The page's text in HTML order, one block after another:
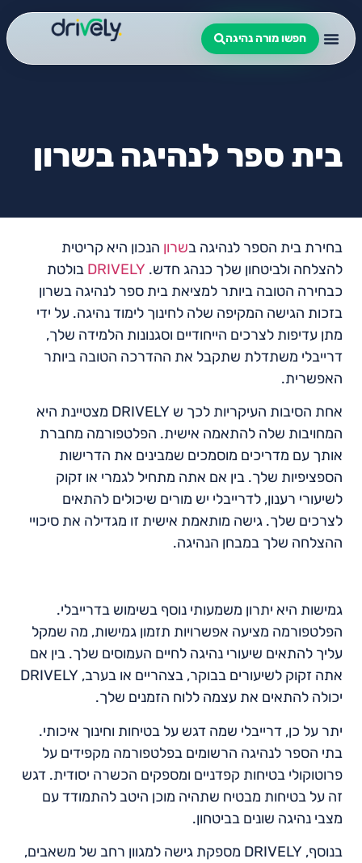
חפשו מורה נהיגה
בית ספר לנהיגה בשרון
בחירת בית הספר לנהיגה בשרון הנכון היא קריטית
להצלחה ולביטחון שלך כנהג חדש. DRIVELY בולטת
כבחירה הטובה ביותר למציאת בית ספר לנהיגה בשרון
בזכות הגישה המקיפה שלה לחינוך לימוד נהיגה. על ידי
מתן עדיפות לצרכים הייחודיים וסגנונות הלמידה שלך,
דרייבלי משתדלת שתקבל את ההדרכה הטובה ביותר
האפשרית.
אחת הסיבות העיקריות לכך ש DRIVELY מצטיינת היא
המחויבות שלה להתאמה אישית. הפלטפורמה מחברת
אותך עם מדריכים מוסמכים שמבינים את הדרישות
הספציפיות שלך. בין אם אתה מתחיל לגמרי או זקוק
לשיעורי רענון, לדרייבלי יש מורים שיכולים להתאים
לצרכים שלך. גישה מותאמת אישית זו מגדילה את סיכויי
ההצלחה שלך במבחן הנהיגה.
גמישות היא יתרון משמעותי נוסף בשימוש בדרייבלי.
הפלטפורמה מציעה אפשרויות תזמון גמישות, מה שמקל
עליך להתאים שיעורי נהיגה לחיים העמוסים שלך. בין אם
אתה זקוק לשיעורים בבוקר, בצהריים או בערב, DRIVELY
יכולה להתאים את עצמה ללוח הזמנים שלך.
יתר על כן, דרייבלי שמה דגש על בטיחות וחינוך איכותי.
בתי הספר לנהיגה הרשומים בפלטפורמה מקפידים על
פרוטוקולי בטיחות קפדניים ומספקים הכשרה יסודית. דגש
זה על בטיחות מבטיח שתהיה מוכן היטב להתמודד עם
מצבי נהיגה שונים בביטחון.
בנוסף, DRIVELY מספקת גישה למגוון רחב של משאבים,